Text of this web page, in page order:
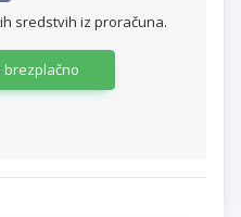
sredstvih iz proračuna.
brezplačno